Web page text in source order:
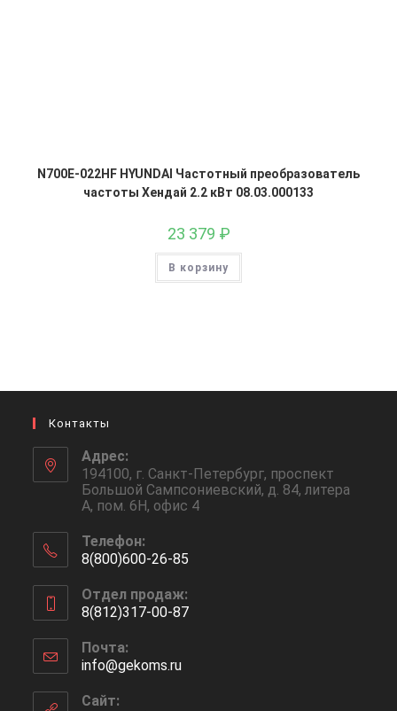
N700E-022HF HYUNDAI Частотный преобразователь
частоты Хендай 2.2 кВт 08.03.000133
23 379 ₽
В корзину
Контакты
Адрес:
194100, г. Санкт-Петербург, проспект
Большой Сампсониевский, д. 84, литера
А, пом. 6Н, офис 4
Телефон:
8(800)600-26-85
в
вашем
приложении
Отдел продаж:
8(812)317-00-87
в
вашем
приложении
Почта:
info@gekoms.ruОткроется
Сайт: